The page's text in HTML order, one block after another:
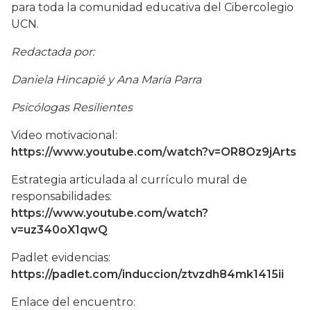
para toda la comunidad educativa del Cibercolegio
UCN.
Redactada por:
Daniela Hincapié y Ana María Parra
Psicólogas Resilientes
Video motivacional:
https://www.youtube.com/watch?v=OR8Oz9jArts
Estrategia articulada al currículo mural de
responsabilidades:
https://www.youtube.com/watch?
v=uz340oX1qwQ
Padlet evidencias:
https://padlet.com/induccion/ztvzdh84mk1415ii
Enlace del encuentro: